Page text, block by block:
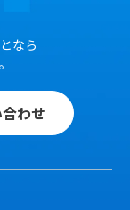
なら
わせ